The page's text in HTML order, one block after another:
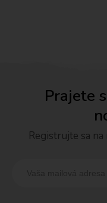
Prajete
Registrujte sa